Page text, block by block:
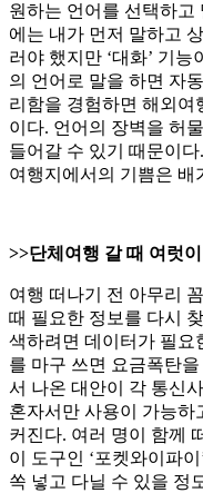
원하는 언어를 선택하고
에는 내가 먼저 말하고
러야 했지만 ‘대화’ 기
의 언어로 말을 하면 자
리함을 경험하면 해외여
이다. 언어의 장벽을 허
들어갈 수 있기 때문이
여행지에서의 기쁨은 배
>>단체여행 갈 때 여럿
여행 떠나기 전 아무리
때 필요한 정보를 다시
색하려면 데이터가 필요
를 마구 쓰면 요금폭탄
서 나온 대안이 각 통신
혼자서만 사용이 가능하
커진다. 여러 명이 함께
이 도구인 ‘포켓와이파
쏙 넣고 다닐 수 있을 정